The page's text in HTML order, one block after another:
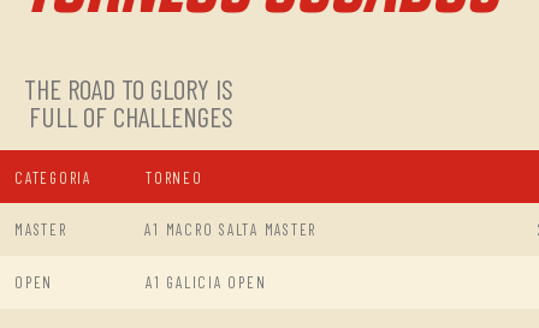
THE ROAD TO GLORY IS
FULL OF CHALLENGES
CATEGORIA TORNEO
MASTER A1 MACRO SALTA MASTER
OPEN A1 GALICIA OPEN